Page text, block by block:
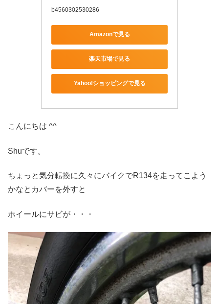
b4560302530286
Amazonで見る
楽天市場で見る
Yahoo!ショッピングで見る
こんにちは ^^
Shuです。
ちょっと気分転換に久々にバイクでR134を走ってこよう
かなとカバーを外すと
ホイールにサビが・・・